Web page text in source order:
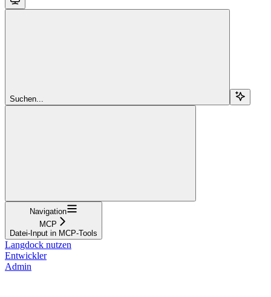
Suchen...
Navigation
MCP
Datei-Input in MCP-Tools
Langdock nutzen
Entwickler
Admin